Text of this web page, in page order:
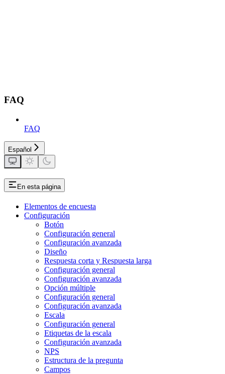
FAQ
FAQ
Español
En esta página
Elementos de encuesta
Configuración
Botón
Configuración general
Configuración avanzada
Diseño
Respuesta corta y Respuesta larga
Configuración general
Configuración avanzada
Opción múltiple
Configuración general
Configuración avanzada
Escala
Configuración general
Etiquetas de la escala
Configuración avanzada
NPS
Estructura de la pregunta
Campos